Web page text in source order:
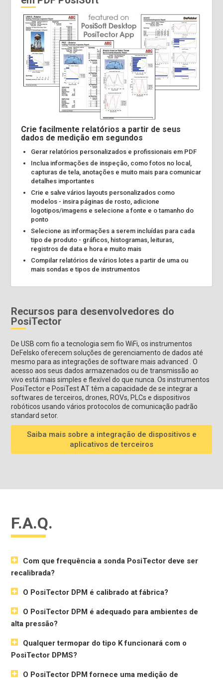
Crie facilmente relatórios a partir de seus
dados de medição em segundos
Gerar relatórios personalizados e profissionais em PDF
Inclua informações de inspeção, como fotos no local,
capturas de tela, anotações e muito mais para comunicar
detalhes importantes
Crie e salve vários layouts personalizados como
modelos - insira páginas de rosto, adicione
logotipos/imagens e selecione a fonte e o tamanho do
ponto
Selecione as informações a serem incluídas para cada
tipo de produto - gráficos, histogramas, leituras,
registros de data e hora e muito mais
Compilar relatórios de vários lotes a partir de uma ou
mais sondas e tipos de instrumentos
Recursos para desenvolvedores do
PosiTector
De USB com fio a tecnologia sem fio WiFi, os instrumentos
DeFelsko oferecem soluções de gerenciamento de dados até
mesmo para as integrações de software mais advanced . O
acesso aos seus dados armazenados ou de transmissão ao
vivo está mais simples e flexível do que nunca. Os instrumentos
PosiTector e PosiTest AT têm a capacidade de se integrar a
softwares de terceiros, drones, ROVs, PLCs e dispositivos
robóticos usando vários protocolos de comunicação padrão
standard setor.
Saiba mais sobre a integração de dispositivos e
aplicativos de terceiros
F.A.Q.
Com que frequência a sonda PosiTector deve ser
recalibrada?
O PosiTector DPM é calibrado at fábrica?
O PosiTector DPM é adequado para ambientes de
alta pressão?
Qualquer termopar do tipo K funcionará com o
PosiTector DPMS?
O PosiTector DPM fornece uma medição de